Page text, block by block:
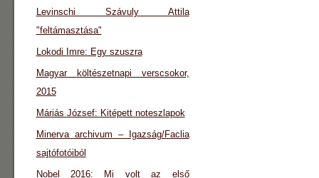
Levinschi Szávuly Attila
"feltámasztása"
Lokodi Imre: Egy szuszra
Magyar költészetnapi verscsokor,
2015
Máriás József: Kitépett noteszlapok
Minerva archivum – Igazság/Faclia
sajtófotóiból
Nobel 2016: Mi volt az első